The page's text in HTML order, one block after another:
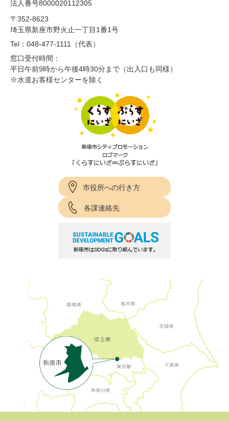
法人番号8000020112305
〒352-8623
埼玉県新座市野火止一丁目1番1号
Tel：048-477-1111（代表）
窓口受付時間：
平日午前9時から午後4時30分まで（出入口も同様）
※水道お客様センターを除く
市役所への行き方
各課連絡先